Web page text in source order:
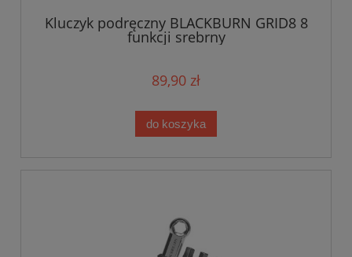
Kluczyk podręczny BLACKBURN GRID8 8
funkcji srebrny
89,90 zł
do koszyka